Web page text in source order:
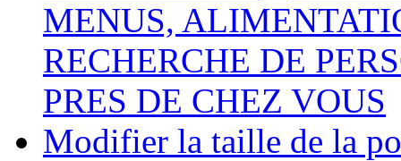
MENUS,
RECHERCHE DE
PRES DE CHEZ VOUS
Modifier la taille de la